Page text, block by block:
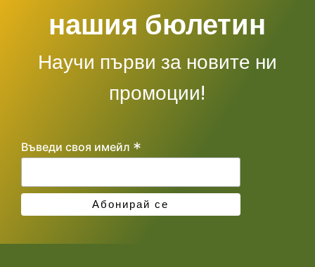
нашия бюлетин
Научи първи за новите ни
промоции!
Въведи своя имейл *